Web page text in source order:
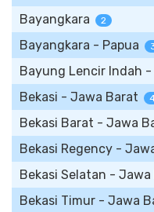
Bayangkara 2
Bayangkara - Papua
Bayung Lencir Indah
Bekasi - Jawa Barat
Bekasi Barat - Jawa
Bekasi Regency -
Bekasi Selatan - Jawa
Bekasi Timur - Jawa